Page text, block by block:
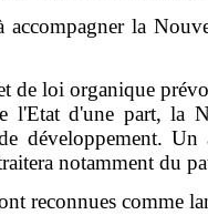
accompagner la
de loi organique
l'Etat d'une part, la
développement.
notamment du
reconnues comme